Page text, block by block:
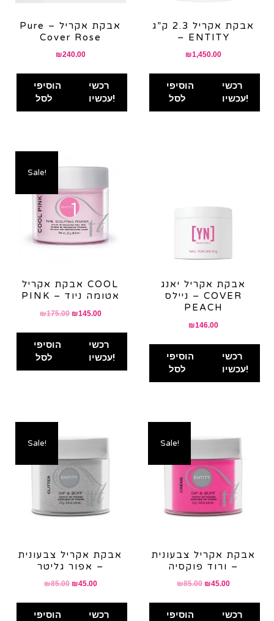
Pure – אבקת אקריל
Cover Rose
₪240.00
הוסיפי
לסל
רכשי
עכשיו!
אבקת אקריל 2.3 ק”ג
– ENTITY
₪1,450.00
הוסיפי
לסל
רכשי
עכשיו!
Sale!
אבקת אקריל COOL
PINK – אטומה ניוד
₪175.00 Original
₪145.00Current
₪145.00.
הוסיפי
לסל
רכשי
עכשיו!
אבקת אקריל יאנג
ניילס – COVER
PEACH
₪146.00
הוסיפי
לסל
רכשי
עכשיו!
Sale!
אבקת אקריל צבעונית
– אפור גליטר
₪85.00 Original
₪45.00Current
הוסיפי
רכשי
Sale!
אבקת אקריל צבעונית
– ורוד פוקסיה
₪85.00 Original
₪45.00Current
הוסיפי
רכשי